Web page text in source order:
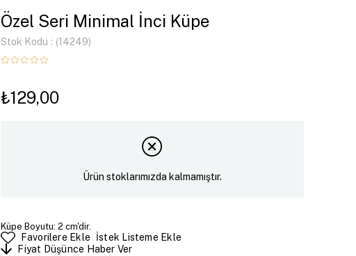
Özel Seri Minimal İnci Küpe
Stok Kodu (14249)
₺129,00
Ürün stoklarımızda kalmamıştır.
Küpe Boyutu: 2 cm'dir.
Favorilere Ekle
İstek Listeme Ekle
Fiyat Düşünce Haber Ver